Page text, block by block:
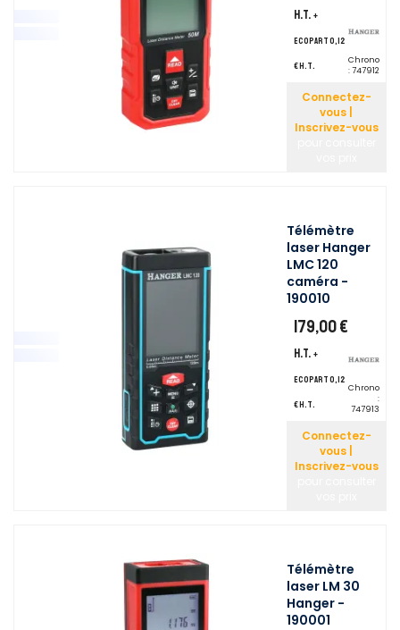
H.T. +
ecopart 0,12
€ H.T.
Chrono
: 747912
Connectez-
vous |
Inscrivez-vous
Télémètre
laser Hanger
LMC 120
caméra -
190010
179,00 €
H.T. +
ecopart 0,12
€ H.T.
Chrono
:
747913
Connectez-
vous |
Inscrivez-vous
Télémètre
laser LM 30
Hanger -
190001